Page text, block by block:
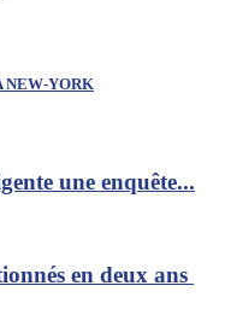
NEW-YORK
une enquête...
en deux ans